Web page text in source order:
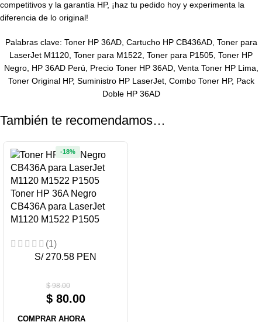
competitivos y la garantía HP, ¡haz tu pedido hoy y experimenta la
diferencia de lo original!
Palabras clave: Toner HP 36AD, Cartucho HP CB436AD, Toner para
LaserJet M1120, Toner para M1522, Toner para P1505, Toner HP
Negro, HP 36AD Perú, Precio Toner HP 36AD, Venta Toner HP Lima,
Toner Original HP, Suministro HP LaserJet, Combo Toner HP, Pack
Doble HP 36AD
También te recomendamos…
Toner HP 36A Negro
CB436A para LaserJet
M1120 M1522 P1505
(1)
$98.00
$80.00
-18%
S/ 270.58 PEN
COMPRAR AHORA